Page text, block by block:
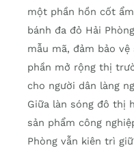
một phần hồn cốt
bánh đa đỏ Hải
mẫu mã, đảm bảo
phần mở rộng thị
cho người dân làng
Giữa làn sóng đô thị
sản phẩm công
Phòng vẫn kiên trì